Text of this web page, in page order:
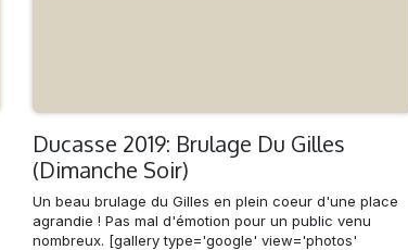
Ducasse 2019: Brulage Du Gilles
(Dimanche Soir)
Un beau brulage du Gilles en plein coeur d'une place
agrandie ! Pas mal d'émotion pour un public venu
nombreux. [gallery type='google' view='photos'